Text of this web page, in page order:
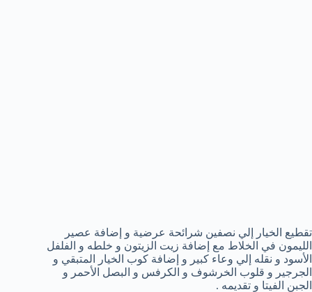
تقطيع الخيار إلي نصفين شرائحة عرضية و إضافة عصير
الليمون في الخلاط مع إضافة زيت الزيتون و خلطه و الفلفل
الأسود و نقله إلي وعاء كبير و إضافة كوب الخيار المتبقي و
الجرجير و قلوب الخرشوف و الكرفس و البصل الأحمر و
الجبن الفيتا و تقديمه .